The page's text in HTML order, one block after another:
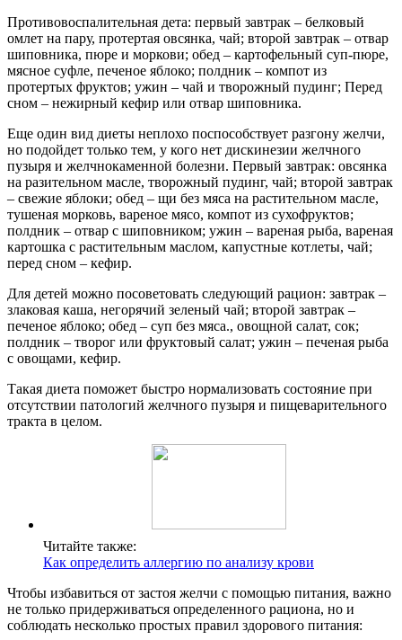
Противовоспалительная дета: первый завтрак – белковый
омлет на пару, протертая овсянка, чай; второй завтрак – отвар
шиповника, пюре и моркови; обед – картофельный суп-пюре,
мясное суфле, печеное яблоко; полдник – компот из
протертых фруктов; ужин – чай и творожный пудинг; Перед
сном – нежирный кефир или отвар шиповника.
Еще один вид диеты неплохо поспособствует разгону желчи,
но подойдет только тем, у кого нет дискинезии желчного
пузыря и желчнокаменной болезни. Первый завтрак: овсянка
на разительном масле, творожный пудинг, чай; второй завтрак
– свежие яблоки; обед – щи без мяса на растительном масле,
тушеная морковь, вареное мясо, компот из сухофруктов;
полдник – отвар с шиповником; ужин – вареная рыба, вареная
картошка с растительным маслом, капустные котлеты, чай;
перед сном – кефир.
Для детей можно посоветовать следующий рацион: завтрак –
злаковая каша, негорячий зеленый чай; второй завтрак –
печеное яблоко; обед – суп без мяса., овощной салат, сок;
полдник – творог или фруктовый салат; ужин – печеная рыба
с овощами, кефир.
Такая диета поможет быстро нормализовать состояние при
отсутствии патологий желчного пузыря и пищеварительного
тракта в целом.
Читайте также:
Как определить аллергию по анализу крови
Чтобы избавиться от застоя желчи с помощью питания, важно
не только придерживаться определенного рациона, но и
соблюдать несколько простых правил здорового питания: